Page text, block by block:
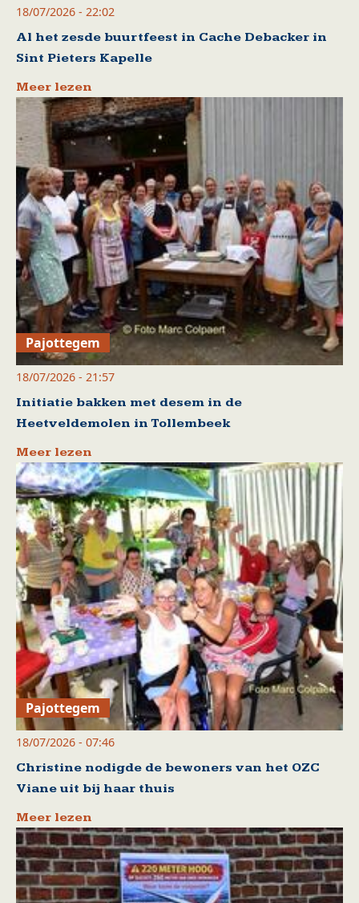
18/07/2026 - 22:02
Al het zesde buurtfeest in Cache Debacker in
Sint Pieters Kapelle
Meer lezen
Pajottegem
18/07/2026 - 21:57
Initiatie bakken met desem in de
Heetveldemolen in Tollembeek
Meer lezen
Pajottegem
18/07/2026 - 07:46
Christine nodigde de bewoners van het OZC
Viane uit bij haar thuis
Meer lezen